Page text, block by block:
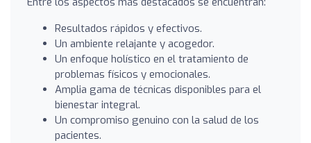
Resultados rápidos y efectivos.
Un ambiente relajante y acogedor.
Un enfoque holístico en el tratamiento de
problemas físicos y emocionales.
Amplia gama de técnicas disponibles para el
bienestar integral.
Un compromiso genuino con la salud de los
pacientes.